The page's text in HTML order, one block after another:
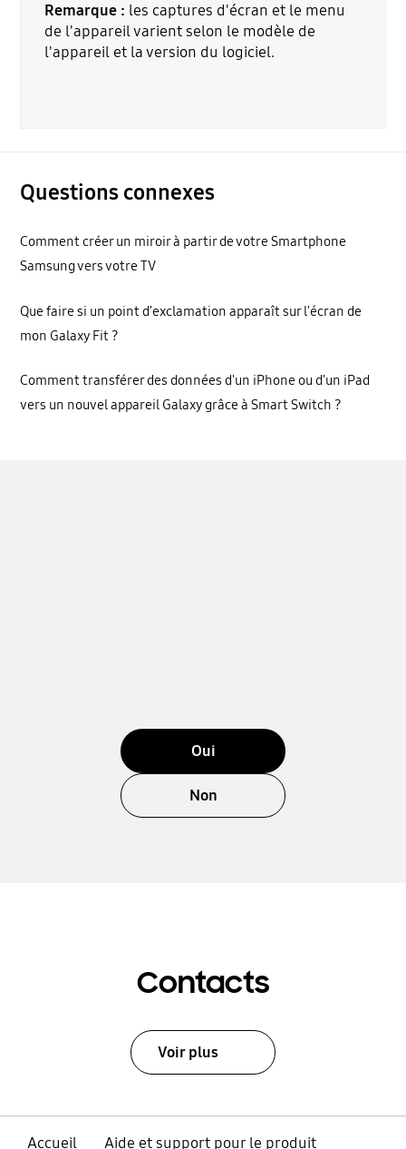
Remarque : les captures d'écran et le menu
de l'appareil varient selon le modèle de
l'appareil et la version du logiciel.
Questions connexes
Comment créer un miroir à partir de votre Smartphone
Samsung vers votre TV
Que faire si un point d'exclamation apparaît sur l'écran de
mon Galaxy Fit ?
Comment transférer des données d'un iPhone ou d'un iPad
vers un nouvel appareil Galaxy grâce à Smart Switch ?
Oui
Non
Contacts
Voir plus
Accueil Aide et support pour le produit